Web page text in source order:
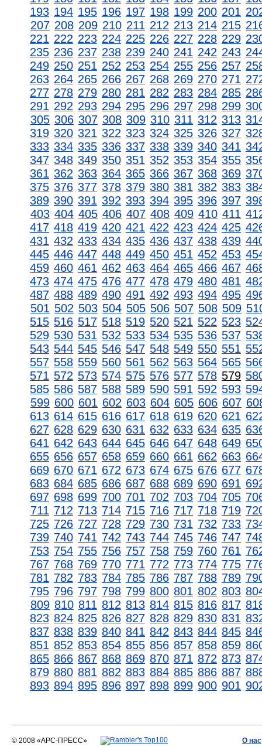
193 194 195 196 197 198 199 200 201
207 208 209 210 211 212 213 214 215
221 222 223 224 225 226 227 228 229
235 236 237 238 239 240 241 242 243
249 250 251 252 253 254 255 256 257
263 264 265 266 267 268 269 270 271
277 278 279 280 281 282 283 284 285
291 292 293 294 295 296 297 298 299
305 306 307 308 309 310 311 312 313
319 320 321 322 323 324 325 326 327
333 334 335 336 337 338 339 340 341
347 348 349 350 351 352 353 354 355
361 362 363 364 365 366 367 368 369
375 376 377 378 379 380 381 382 383
389 390 391 392 393 394 395 396 397
403 404 405 406 407 408 409 410 411
417 418 419 420 421 422 423 424 425
431 432 433 434 435 436 437 438 439
445 446 447 448 449 450 451 452 453
459 460 461 462 463 464 465 466 467
473 474 475 476 477 478 479 480 481
487 488 489 490 491 492 493 494 495
501 502 503 504 505 506 507 508 509
515 516 517 518 519 520 521 522 523
529 530 531 532 533 534 535 536 537
543 544 545 546 547 548 549 550 551
557 558 559 560 561 562 563 564 565
571 572 573 574 575 576 577 578 579
585 586 587 588 589 590 591 592 593
599 600 601 602 603 604 605 606 607
613 614 615 616 617 618 619 620 621
627 628 629 630 631 632 633 634 635
641 642 643 644 645 646 647 648 649
655 656 657 658 659 660 661 662 663
669 670 671 672 673 674 675 676 677
683 684 685 686 687 688 689 690 691
697 698 699 700 701 702 703 704 705
711 712 713 714 715 716 717 718 719
725 726 727 728 729 730 731 732 733
739 740 741 742 743 744 745 746 747
753 754 755 756 757 758 759 760 761
767 768 769 770 771 772 773 774 775
781 782 783 784 785 786 787 788 789
795 796 797 798 799 800 801 802 803
809 810 811 812 813 814 815 816 817
823 824 825 826 827 828 829 830 831
837 838 839 840 841 842 843 844 845
851 852 853 854 855 856 857 858 859
865 866 867 868 869 870 871 872 873
879 880 881 882 883 884 885 886 887
893 894 895 896 897 898 899 900 901
© 2008 «АРС-ПРЕСС»
О нас